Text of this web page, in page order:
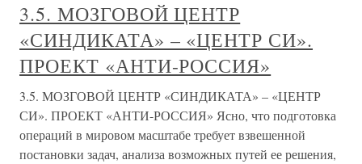
3.5. МОЗГОВОЙ ЦЕНТР
«СИНДИКАТА» – «ЦЕНТР СИ».
ПРОЕКТ «АНТИ-РОССИЯ»
3.5. МОЗГОВОЙ ЦЕНТР «СИНДИКАТА» – «ЦЕНТР
СИ». ПРОЕКТ «АНТИ-РОССИЯ» Ясно, что подготовка
операций в мировом масштабе требует взвешенной
постановки задач, анализа возможных путей ее решения,